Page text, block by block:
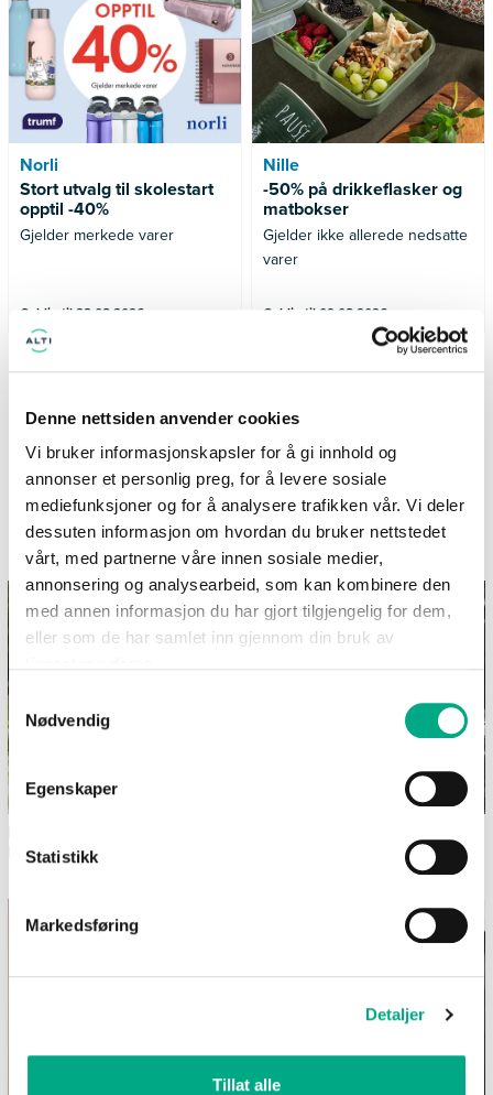
Denne nettsiden anvender cookies
Vi bruker informasjonskapsler for å gi innhold og
annonser et personlig preg, for å levere sosiale
mediefunksjoner og for å analysere trafikken vår. Vi deler
dessuten informasjon om hvordan du bruker nettstedet
vårt, med partnerne våre innen sosiale medier,
annonsering og analysearbeid, som kan kombinere den
med annen informasjon du har gjort tilgjengelig for dem,
eller som de har samlet inn gjennom din bruk av
Samtykkevalg
Nødvendig
Egenskaper
Statistikk
Markedsføring
Detaljer
Tillat alle
Norli
Stort utvalg til skolestart
opptil -40%
Gjelder merkede varer
Gyldig til 23.08.2026
Nille
-50% på drikkeflasker og
matbokser
Gjelder ikke allerede nedsatte
varer
Gyldig til 09.08.2026
SE FLERE TILBUD
Informasjon og inspirasjon fra
TillerTorget
hagen morsomme aktiviteter uten